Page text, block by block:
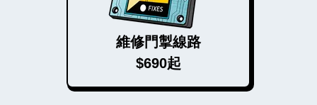
維修門掣線路
$690起